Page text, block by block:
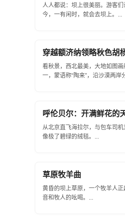
人人都说：坝上很美丽。游客
今，一有闲时，就会去坝上。...
穿越额济纳领略秋色胡
看秋景，西北最美，大地如图
一，蒙语称“陶来”，沿沙漠两
呼伦贝尔：开满鲜花的
从北京直飞海拉尔，与包车司
像极了碧绿的绒毯。...
草原牧羊曲
黄昏的坝上草原，一个牧羊人
音和牧人的吆喝。...